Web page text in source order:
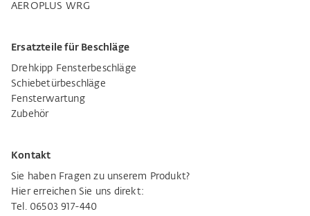
AEROPLUS WRG
Ersatzteile für Beschläge
Drehkipp Fensterbeschläge
Schiebetürbeschläge
Fensterwartung
Zubehör
Kontakt
Sie haben Fragen zu unserem Produkt?
Hier erreichen Sie uns direkt:
Tel. 06503 917-440